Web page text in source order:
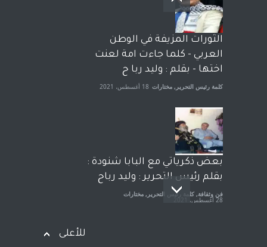
وترافع فيها بنفسه مرة اخرى..
الشيخ طارق يوسف يقهر
الحكومة الأمريكية ، فأعطوه
الجنسية عن يد وهم صاغرون،
آراء حرة مختارات 7 أبريل، 2023
الثورات المزيفة في الوطن
العربي - كلما جاءت امة لعنت
اختها - بقلم : وليد ربا ح
كلمة رئيس التحرير , مختارات 18 أغسطس، 2021
بعض ذكرياتي مع البابا شنودة :
بقلم رئيس التحرير : وليد رباح
فن وثقافة, كلمة رئيس التحرير , مختارات
28 أغسطس، 2021
للأعلى